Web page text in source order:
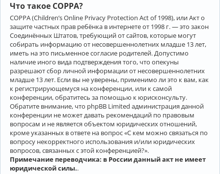
Что такое COPPA?
COPPA (Children’s Online Privacy Protection Act of 1998), или Акт о
защите частных прав ребёнка в интернете от 1998 г. — это закон
Соединённых Штатов, требующий от сайтов, которые могут
собирать информацию от несовершеннолетних младше 13 лет,
иметь на это письменное согласие родителей. Допустимо
наличие иного вида подтверждения того, что опекуны
разрешают сбор личной информации от несовершеннолетних
младше 13 лет. Если вы не уверены, применимо ли это к вам, как
к регистрирующемуся на конференции, или к самой
конференции, обратитесь за помощью к юрисконсульту.
Обратите внимание, что phpBB Limited администрация данной
конференции не может давать рекомендаций по правовым
вопросам и не является объектом юридических отношений,
кроме указанных в ответе на вопрос «С кем можно связаться по
вопросу некорректного использования и/или юридических
вопросов, связанных с этой конференцией?».
Примечание переводчика: в России данный акт не имеет
юридической силы..